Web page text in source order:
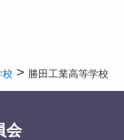
校 > 勝田工業高等学校
会